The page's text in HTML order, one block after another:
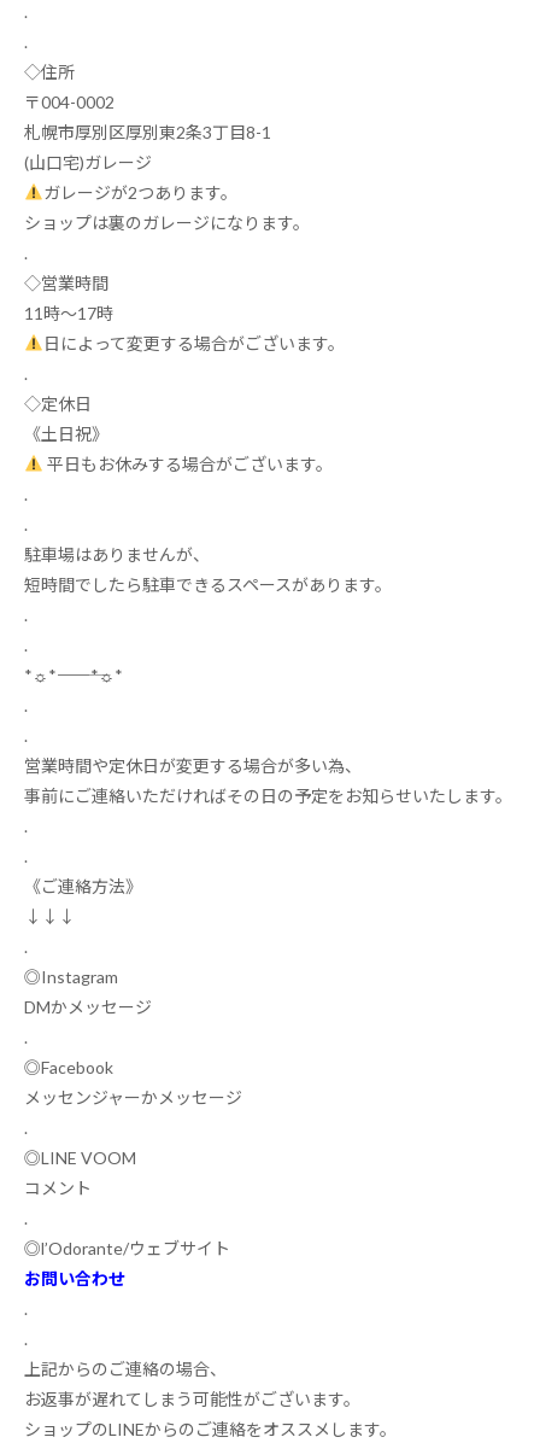
.
.
◇住所
〒004-0002
札幌市厚別区厚別東2条3丁目8-1
(山口宅)ガレージ
ガレージが2つあります。
ショップは裏のガレージになります。
.
◇営業時間
11時～17時
日によって変更する場合がございます。
.
◇定休日
《土日祝》
平日もお休みする場合がございます。
.
.
️駐車場はありませんが、
短時間でしたら駐車できるスペースがあります。
.
.
*☼*―――――*☼*
.
.
営業時間や定休日が変更する場合が多い為、
事前にご連絡いただければその日の予定をお知らせいたします。
.
.
《ご連絡方法》
↓↓↓
.
◎Instagram
DMかメッセージ
.
◎Facebook
メッセンジャーかメッセージ
.
◎LINE VOOM
コメント
.
◎l’Odorante/ウェブサイト
お問い合わせ
.
.
上記からのご連絡の場合、
お返事が遅れてしまう可能性がございます。
ショップのLINEからのご連絡をオススメします‍。